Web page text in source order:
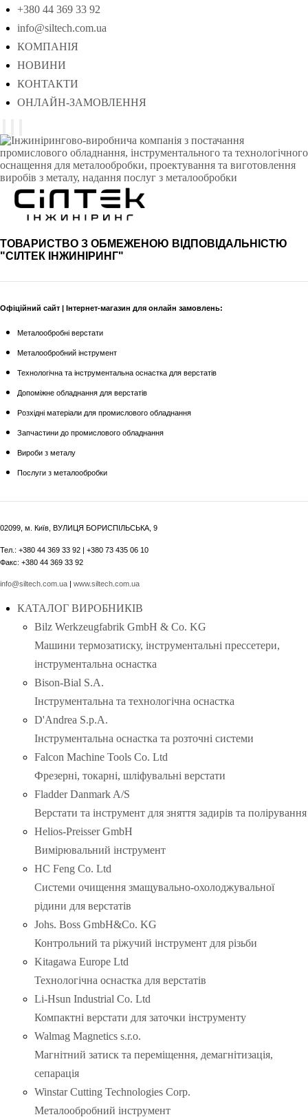
+380 44 369 33 92
info@siltech.com.ua
КОМПАНІЯ
НОВИНИ
КОНТАКТИ
ОНЛАЙН-ЗАМОВЛЕННЯ
ТОВАРИСТВО З ОБМЕЖЕНОЮ ВІДПОВІДАЛЬНІСТЮ
"СІЛТЕК ІНЖИНІРИНГ"
Офіційний сайт | Інтернет-магазин для онлайн замовлень:
Металообробні верстати
Металообробний інструмент
Технологічна та інструментальна оснастка для верстатів
Допоміжне обладнання для верстатів
Розхідні матеріали для промислового обладнання
Запчастини до промислового обладнання
Вироби з металу
Послуги з металообробки
02099, м. Київ, ВУЛИЦЯ БОРИСПІЛЬСЬКА, 9
Тел.: +380 44 369 33 92 | +380 73 435 06 10
Факс: +380 44 369 33 92
info@siltech.com.ua | www.siltech.com.ua
КАТАЛОГ ВИРОБНИКІВ
Bilz Werkzeugfabrik GmbH & Co. KG
Машини термозатиску, інструментальні прессетери,
інструментальна оснастка
Bison-Bial S.A.
Інструментальна та технологічна оснастка
D'Andrea S.p.A.
Інструментальна оснастка та розточні системи
Falcon Machine Tools Co. Ltd
Фрезерні, токарні, шліфувальні верстати
Fladder Danmark A/S
Верстати та інструмент для зняття задирів та полірування
Helios-Preisser GmbH
Вимірювальний інструмент
HC Feng Co. Ltd
Системи очищення змащувально-охолоджувальної
рідини для верстатів
Johs. Boss GmbH&Co. KG
Контрольний та ріжучий інструмент для різьби
Kitagawa Europe Ltd
Технологічна оснастка для верстатів
Li-Hsun Industrial Co. Ltd
Компактні верстати для заточки інструменту
Walmag Magnetics s.r.o.
Магнітний затиск та переміщення, демагнітизація,
сепарація
Winstar Cutting Technologies Corp.
Металообробний інструмент